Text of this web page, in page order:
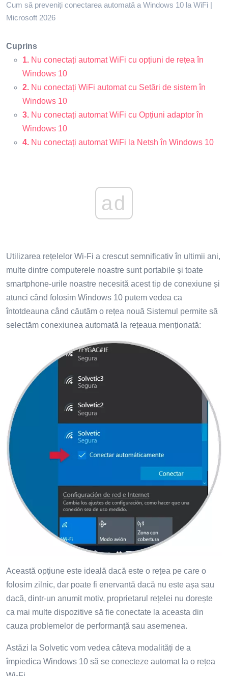
Cum să preveniți conectarea automată a Windows 10 la WiFi |
Microsoft 2026
Cuprins
1. Nu conectați automat WiFi cu opțiuni de rețea în
Windows 10
2. Nu conectați WiFi automat cu Setări de sistem în
Windows 10
3. Nu conectați automat WiFi cu Opțiuni adaptor în
Windows 10
4. Nu conectați automat WiFi la Netsh în Windows 10
ad
Utilizarea rețelelor Wi-Fi a crescut semnificativ în ultimii ani,
multe dintre computerele noastre sunt portabile și toate
smartphone-urile noastre necesită acest tip de conexiune și
atunci când folosim Windows 10 putem vedea ca
întotdeauna când căutăm o rețea nouă Sistemul permite să
selectăm conexiunea automată la rețeaua menționată:
Această opțiune este ideală dacă este o rețea pe care o
folosim zilnic, dar poate fi enervantă dacă nu este așa sau
dacă, dintr-un anumit motiv, proprietarul rețelei nu dorește
ca mai multe dispozitive să fie conectate la aceasta din
cauza problemelor de performanță sau asemenea.
Astăzi la Solvetic vom vedea câteva modalități de a
împiedica Windows 10 să se conecteze automat la o rețea